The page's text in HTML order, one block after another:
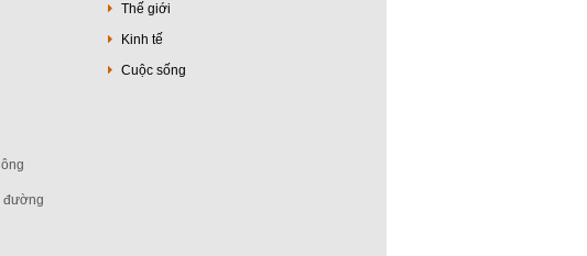
Thế giới
Kinh tế
Cuộc sống
đường